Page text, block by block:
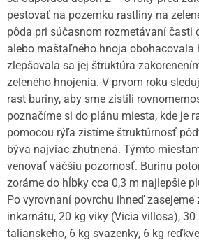
pestovať na pozemku rastliny na
pôda pri súčasnom rozmetávaní časti
alebo maštaľného hnoja obohacovala
zlepšovala sa jej štruktúra
zeleného hnojenia. V prvom roku
rast buriny, aby sme zistili
poznačíme si do plánu miesta, kde je
pomocou rýľa zistíme štruktúrnosť
býva najviac zhutnená. Týmto
venovať väčšiu pozornosť. Burinu
zoráme do hĺbky cca 0,3 m najlepšie
Po vyrovnaní povrchu ihneď zasejeme
inkarnátu, 20 kg viky (Vicia villosa),
talianskeho, 6 kg svazenky, 6 kg